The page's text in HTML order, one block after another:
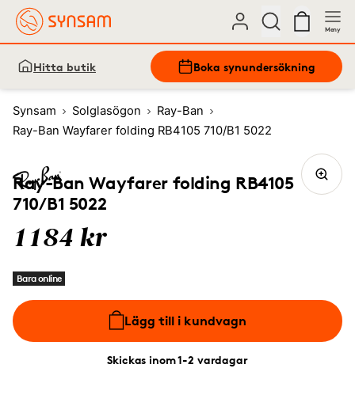
Meny
Hitta butik Boka synundersökning
Synsam Solglasögon
Ray-Ban
Ray-Ban Wayfarer folding RB4105 710/B1 5022
Ray-Ban Wayfarer folding RB4105
710/B1 5022
1184 kr
Bara online
Lägg till i kundvagn
Skickas inom 1-2 vardagar